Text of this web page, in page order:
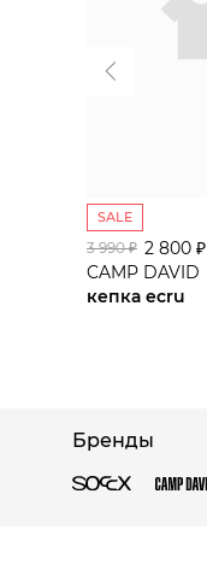
SALE
3 990 ₽ 2 800 ₽
CAMP DAVID
кепка ecru
Бренды